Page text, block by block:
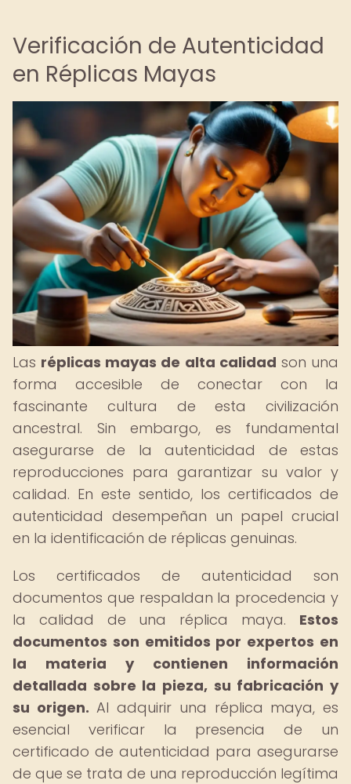
Verificación de Autenticidad
en Réplicas Mayas
Las réplicas mayas de alta calidad son una
forma accesible de conectar con la
fascinante cultura de esta civilización
ancestral. Sin embargo, es fundamental
asegurarse de la autenticidad de estas
reproducciones para garantizar su valor y
calidad. En este sentido, los certificados de
autenticidad desempeñan un papel crucial
en la identificación de réplicas genuinas.
Los certificados de autenticidad son
documentos que respaldan la procedencia y
la calidad de una réplica maya. Estos
documentos son emitidos por expertos en
la materia y contienen información
detallada sobre la pieza, su fabricación y
su origen. Al adquirir una réplica maya, es
esencial verificar la presencia de un
certificado de autenticidad para asegurarse
de que se trata de una reproducción legítima